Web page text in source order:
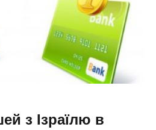
з Ізраїлю в